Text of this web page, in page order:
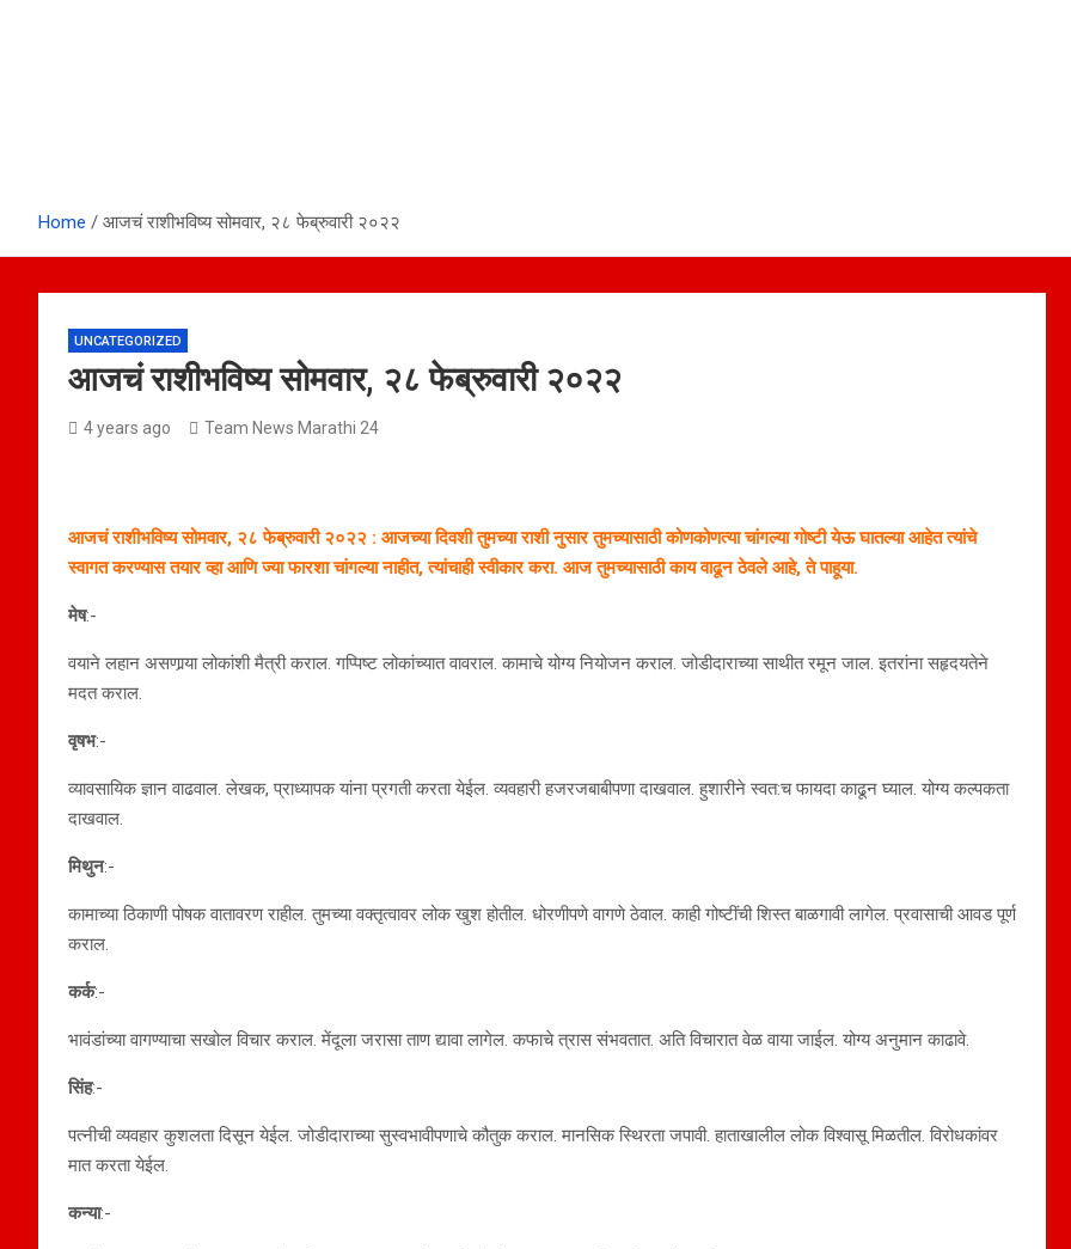
Home आजचं राशीभविष्य सोमवार, २८ फेब्रुवारी २०२२
UNCATEGORIZED
आजचं राशीभविष्य सोमवार, २८ फेब्रुवारी २०२२
4 years ago Team News Marathi 24
आजचं राशीभविष्य सोमवार, २८ फेब्रुवारी २०२२ : आजच्या दिवशी तुमच्या राशी नुसार तुमच्यासाठी कोणकोणत्या चांगल्या गोष्टी येऊ घातल्या आहेत त्यांचे
स्वागत करण्यास तयार व्हा आणि ज्या फारशा चांगल्या नाहीत, त्यांचाही स्वीकार करा. आज तुमच्यासाठी काय वाढून ठेवले आहे, ते पाहूया.
मेष:-
वयाने लहान असणार्‍या लोकांशी मैत्री कराल. गप्पिष्ट लोकांच्यात वावराल. कामाचे योग्य नियोजन कराल. जोडीदाराच्या साथीत रमून जाल. इतरांना सहृदयतेने
मदत कराल.
वृषभ:-
व्यावसायिक ज्ञान वाढवाल. लेखक, प्राध्यापक यांना प्रगती करता येईल. व्यवहारी हजरजबाबीपणा दाखवाल. हुशारीने स्वत:च फायदा काढून घ्याल. योग्य कल्पकता
दाखवाल.
मिथुन:-
कामाच्या ठिकाणी पोषक वातावरण राहील. तुमच्या वक्तृत्वावर लोक खुश होतील. धोरणीपणे वागणे ठेवाल. काही गोष्टींची शिस्त बाळगावी लागेल. प्रवासाची आवड पूर्ण
कराल.
कर्क:-
भावंडांच्या वागण्याचा सखोल विचार कराल. मेंदूला जरासा ताण द्यावा लागेल. कफाचे त्रास संभवतात. अति विचारात वेळ वाया जाईल. योग्य अनुमान काढावे.
सिंह:-
पत्नीची व्यवहार कुशलता दिसून येईल. जोडीदाराच्या सुस्वभावीपणाचे कौतुक कराल. मानसिक स्थिरता जपावी. हाताखालील लोक विश्वासू मिळतील. विरोधकांवर
मात करता येईल.
कन्या:-